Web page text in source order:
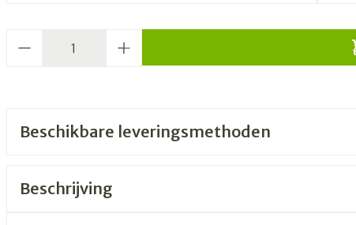
Beschikbare leveringsmethoden
Beschrijving